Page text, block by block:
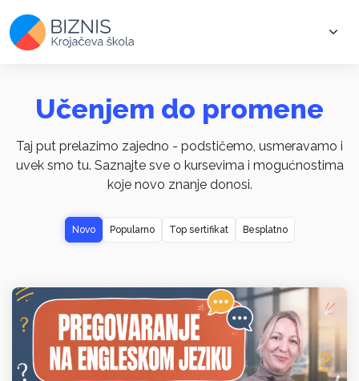
Učenjem do promene
Taj put prelazimo zajedno - podstičemo, usmeravamo i
uvek smo tu. Saznajte sve o kursevima i mogućnostima
koje novo znanje donosi.
Novo Popularno Top sertifikat Besplatno